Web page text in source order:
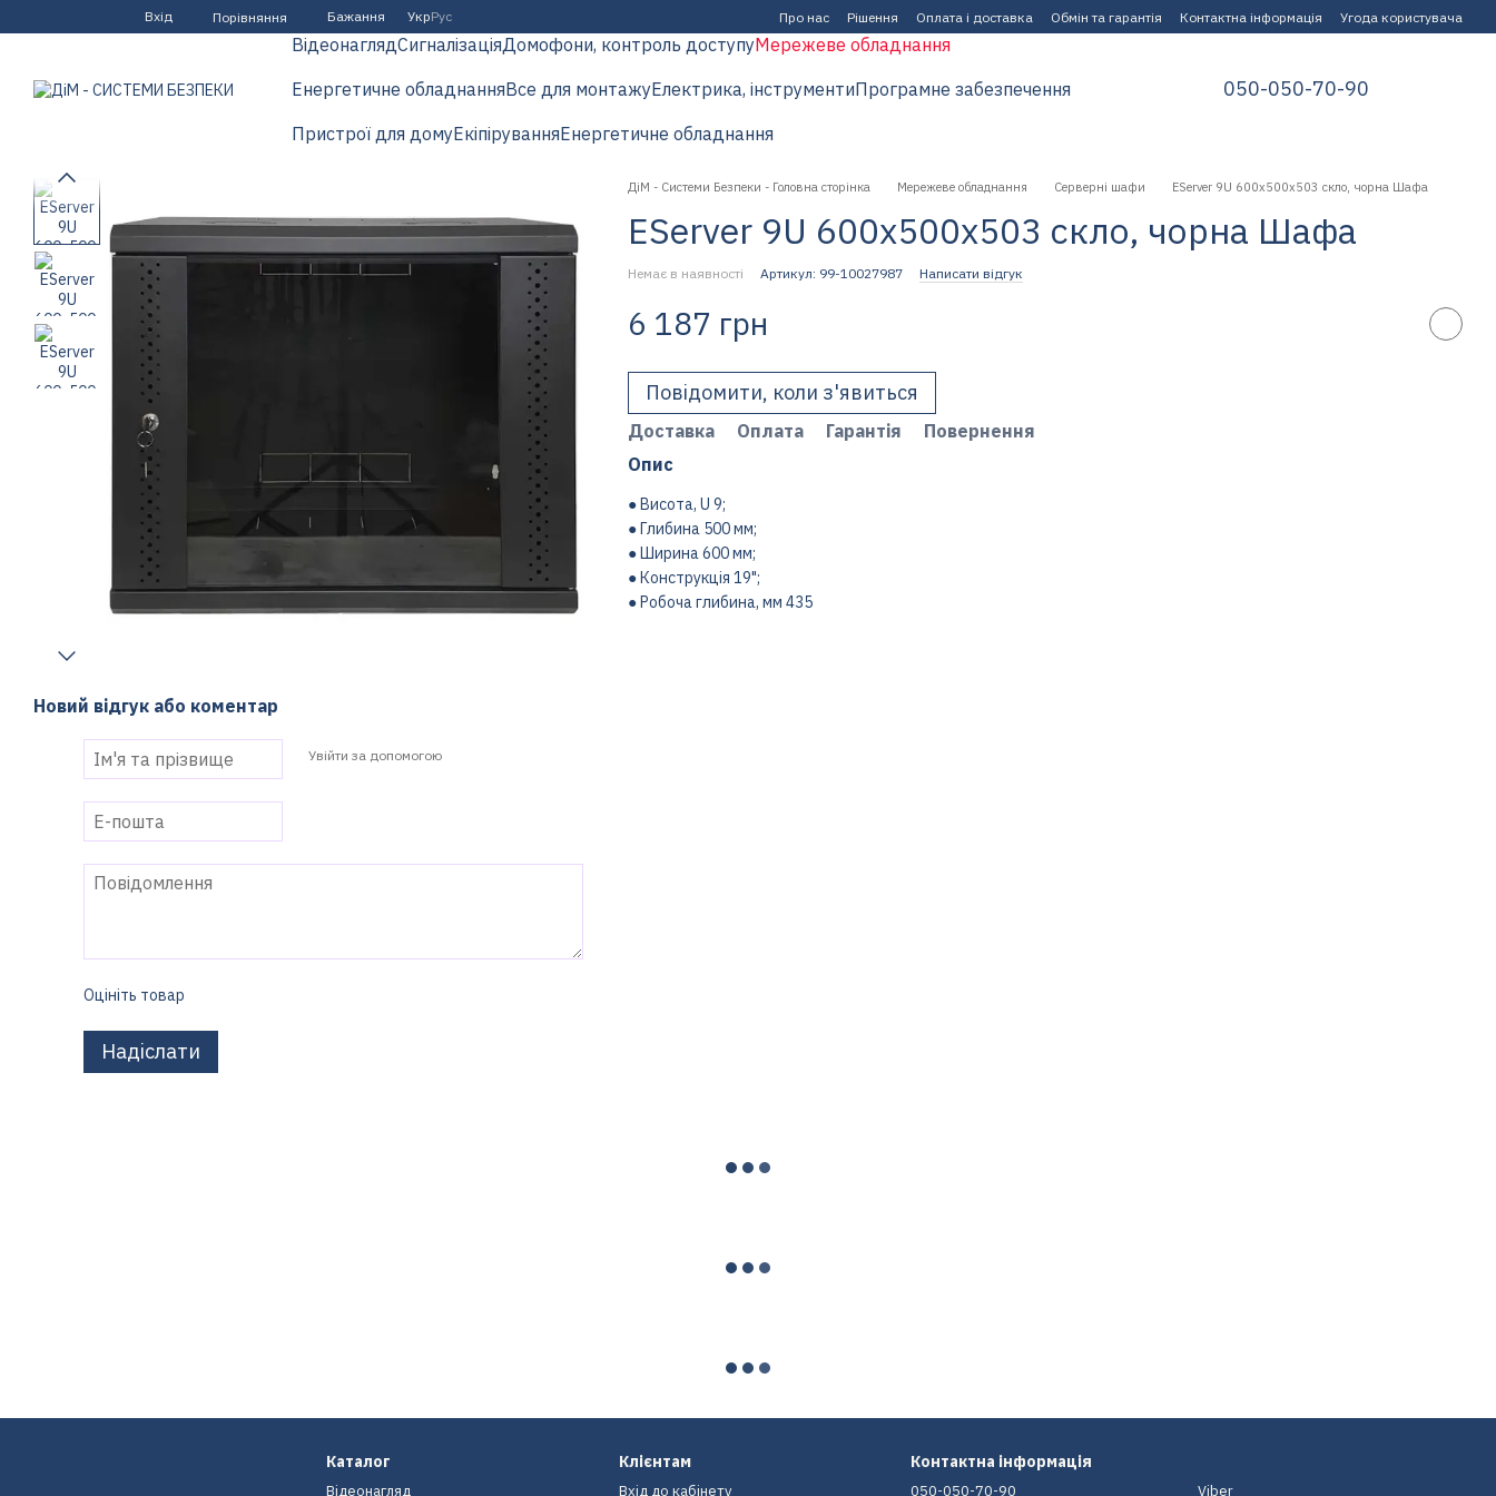
Перейти до основного контенту
Вхід Порівняння Бажання УкрРус Про нас Рішення Оплата і доставка Обмін та гарантія Контактна інформація Угода користувача
ВідеонаглядСигналізаціяДомофони, контроль доступуМережеве обладнання
Енергетичне обладнанняВсе для монтажуЕлектрика, інструментиПрограмне забезпечення
Пристрої для домуЕкіпіруванняЕнергетичне обладнання
050-050-70-90
Новий відгук або коментар
Увійти за допомогою
Оцініть товар
Надіслати
ДіМ - Системи Безпеки - Головна сторінка Мережеве обладнання Серверні шафи EServer 9U 600х500х503 скло, чорна Шафа
EServer 9U 600х500х503 скло, чорна Шафа
Немає в наявності Артикул: 99-10027987 Написати відгук
6 187 грн
Повідомити, коли з'явиться
Доставка Оплата Гарантія
Повернення
Опис
● Висота, U 9;
● Глибина 500 мм;
● Ширина 600 мм;
● Конструкція 19";
● Робоча глибина, мм 435
Каталог
Відеонагляд
Клієнтам
Вхід до кабінету
Контактна інформація
050-050-70-90 Viber